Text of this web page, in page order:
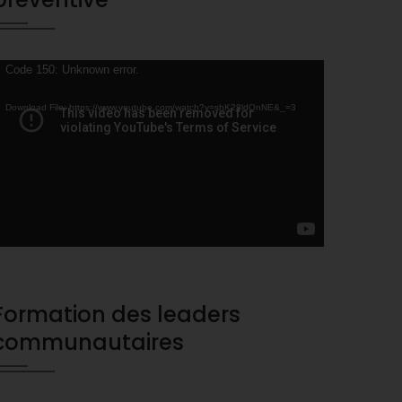
Code 150: Unknown error.
Download File: https://www.youtube.com/watch?v=shK28ldQnNE&_=3
des leaders